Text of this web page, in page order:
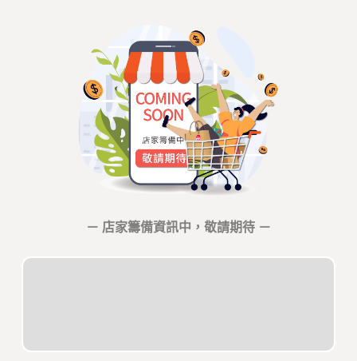
－ 店家籌備資訊中，敬請期待 －